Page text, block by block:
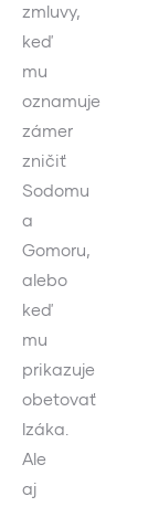
zmluvy,
keď
mu
oznamuje
zámer
zničiť
Sodomu
a
Gomoru,
alebo
keď
mu
prikazuje
obetovať
Izáka.
Ale
aj